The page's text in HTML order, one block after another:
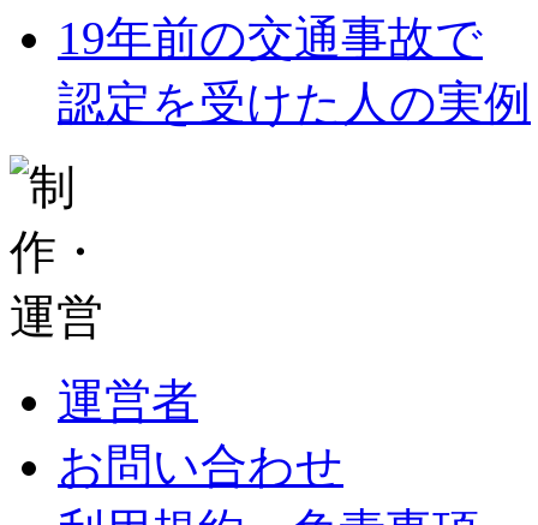
19年前の交通事故で
認定を受けた人の実例
運営者
お問い合わせ